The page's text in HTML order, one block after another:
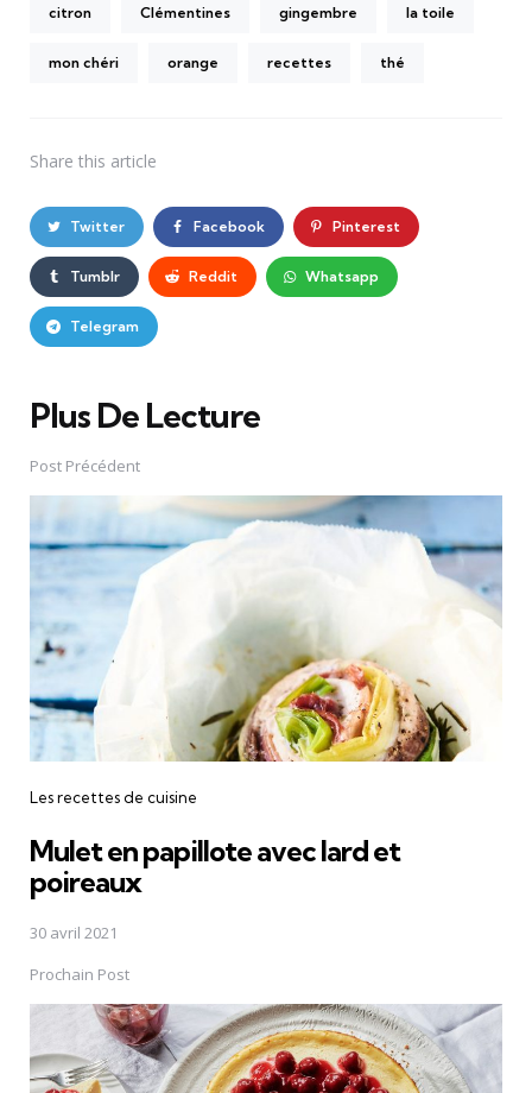
citron Clémentines gingembre la toile
mon chéri orange recettes thé
Share this article
Twitter Facebook Pinterest
Tumblr Reddit Whatsapp
Telegram
Plus De Lecture
Post
navigation
Post Précédent
Les recettes de cuisine
Mulet en papillote avec lard et
poireaux
30 avril 2021
Prochain Post